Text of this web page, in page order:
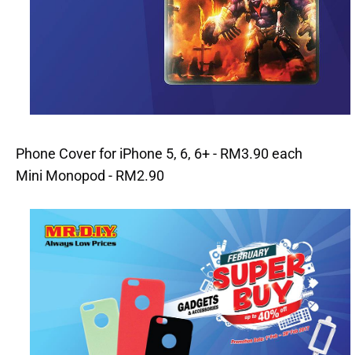
Phone Cover for iPhone 5, 6, 6+ - RM3.90 each
Mini Monopod - RM2.90